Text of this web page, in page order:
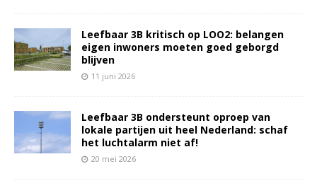
Leefbaar 3B kritisch op LOO2: belangen
eigen inwoners moeten goed geborgd
blijven
11 juni 2026
Leefbaar 3B ondersteunt oproep van
lokale partijen uit heel Nederland: schaf
het luchtalarm niet af!
20 mei 2026